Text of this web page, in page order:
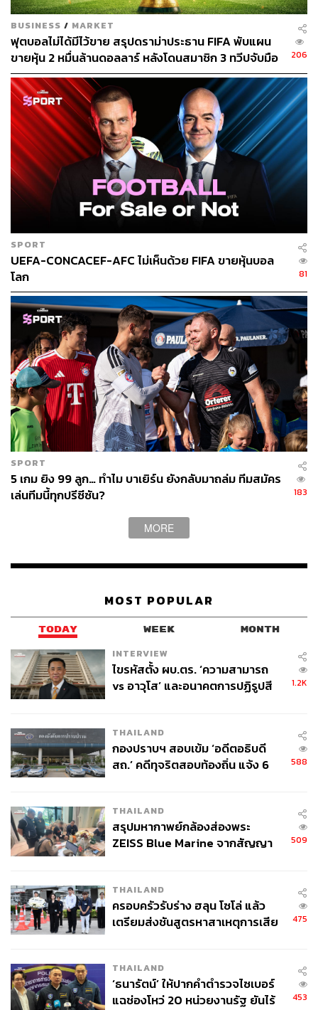
BUSINESS / MARKET
ฟุตบอลไม่ได้มีไว้ขาย สรุปดราม่าประธาน FIFA พับแผน
ขายหุ้น 2 หมื่นล้านดอลลาร์ หลังโดนสมาชิก 3 ทวีปจับมือ
คว่ำบาตร
206
SPORT
UEFA-CONCACEF-AFC ไม่เห็นด้วย FIFA ขายหุ้นบอล
โลก
81
SPORT
5 เกม ยิง 99 ลูก… ทำไม บาเยิร์น ยังกลับมาถล่ม ทีมสมัคร
เล่นทีมนี้ทุกปรีซีซัน?
183
MORE
MOST POPULAR
TODAY WEEK MONTH
INTERVIEW
ไขรหัสตั้ง ผบ.ตร. ‘ความสามารถ
vs อาวุโส’ และอนาคตการปฏิรูปสี
1.2K
THAILAND
กองปราบฯ สอบเข้ม ‘อดีตอธิบดี
สถ.’ คดีทุจริตสอบท้องถิ่น แจ้ง 6
588
THAILAND
สรุปมหากาพย์กล้องส่องพระ
ZEISS Blue Marine จากสัญญา
จ่ายหนี้-แอบระบุแบรนด์
509
THAILAND
ครอบครัวรับร่าง ฮลุน โซโล่ แล้ว
เตรียมส่งชันสูตรหาสาเหตุการเสีย
475
THAILAND
‘ธนารัตน์’ ให้ปากคำตำรวจไซเบอร์
แฉช่องโหว่ 20 หน่วยงานรัฐ ยันไร้
453